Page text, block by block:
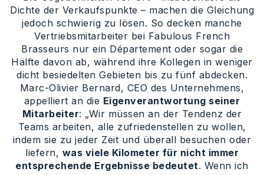
Dichte der Verkaufspunkte – machen die Gleichung
jedoch schwierig zu lösen. So decken manche
Vertriebsmitarbeiter bei Fabulous French
Brasseurs nur ein Département oder sogar die
Hälfte davon ab, während ihre Kollegen in weniger
dicht besiedelten Gebieten bis zu fünf abdecken.
Marc-Olivier Bernard, CEO des Unternehmens,
appelliert an die Eigenverantwortung seiner
Mitarbeiter: „Wir müssen an der Tendenz der
Teams arbeiten, alle zufriedenstellen zu wollen,
indem sie zu jeder Zeit und überall besuchen oder
liefern, was viele Kilometer für nicht immer
entsprechende Ergebnisse bedeutet. Wenn ich